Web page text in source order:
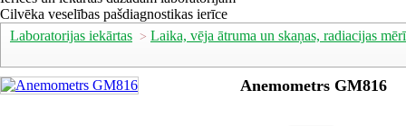
Cilvēka veselības pašdiagnostikas ierīce
Laboratorijas iekārtas > Laika, vēja ātruma un skaņas, radiacijas
Anemometrs GM816